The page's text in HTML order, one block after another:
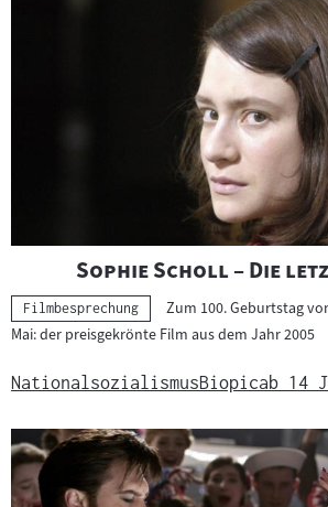
s
e
"
Sophie Scholl – Die
Kategorie:
Filmbesprechung
Zum 100. Geburtstag
Mai: der preisgekrönte Film aus dem Jahr 2005
NationalsozialismusBiopicab 14